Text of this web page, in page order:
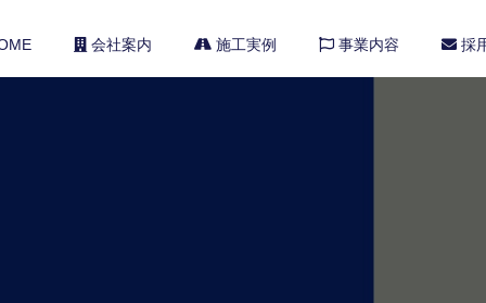
会社案内 施工実例 事業内容 採